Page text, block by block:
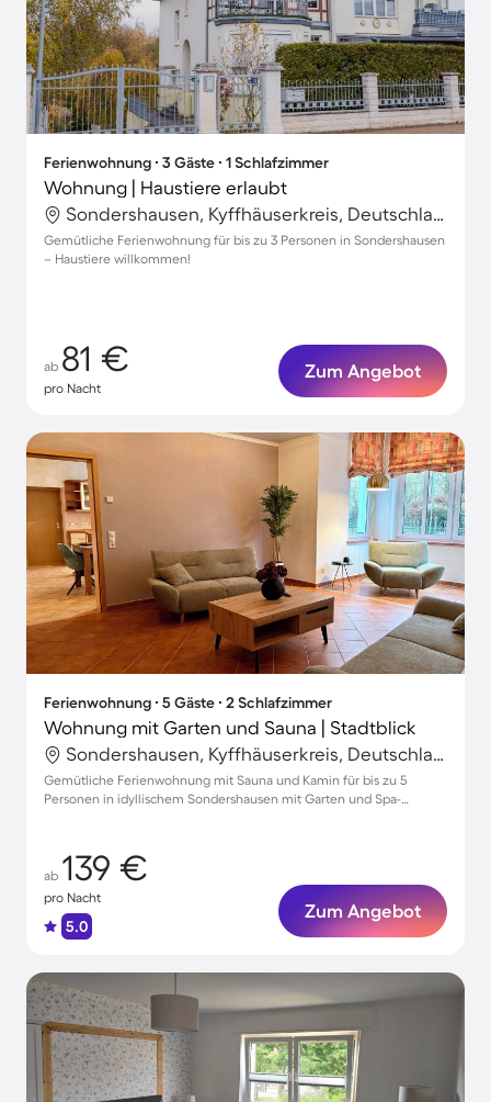
Ferienwohnung ∙ 3 Gäste ∙ 1 Schlafzimmer
Wohnung | Haustiere erlaubt
Sondershausen, Kyffhäuserkreis, Deutschland
Gemütliche Ferienwohnung für bis zu 3 Personen in Sondershausen
– Haustiere willkommen!
ab 81 €
pro Nacht
Zum Angebot
Ferienwohnung ∙ 5 Gäste ∙ 2 Schlafzimmer
Wohnung mit Garten und Sauna | Stadtblick
Sondershausen, Kyffhäuserkreis, Deutschland
Gemütliche Ferienwohnung mit Sauna und Kamin für bis zu 5
Personen in idyllischem Sondershausen mit Garten und Spa-
ab 139 €
pro Nacht
5.0
Zum Angebot